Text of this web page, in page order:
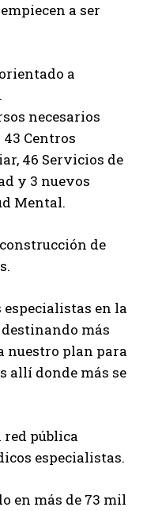
a ser
a
necesarios
Centros
46 Servicios de
y 3 nuevos
Mental.
de
en la
más
nuestro plan para
allí donde más se
red pública
especialistas.
en más de 73 mil